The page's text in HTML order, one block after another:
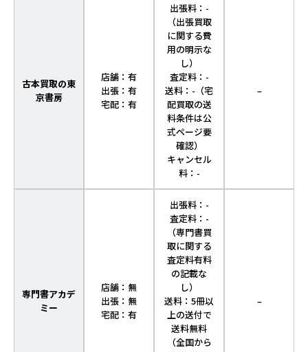
古本買取の東
京書房
店舗：有
出張：有
宅配：有
出張料：-
（出張買取
に関する費
用の明示な
し）
査定料：-
送料：-（宅
配買取の送
料条件は公
式ページ要
確認）
キャンセル
料：-
–
専門書アカデ
ミー
店舗：無
出張：無
宅配：有
出張料：-
査定料：-
（専門書買
取に関する
査定料有料
の記載な
し）
送料：5冊以
上の送付で
送料無料
（全国から
–